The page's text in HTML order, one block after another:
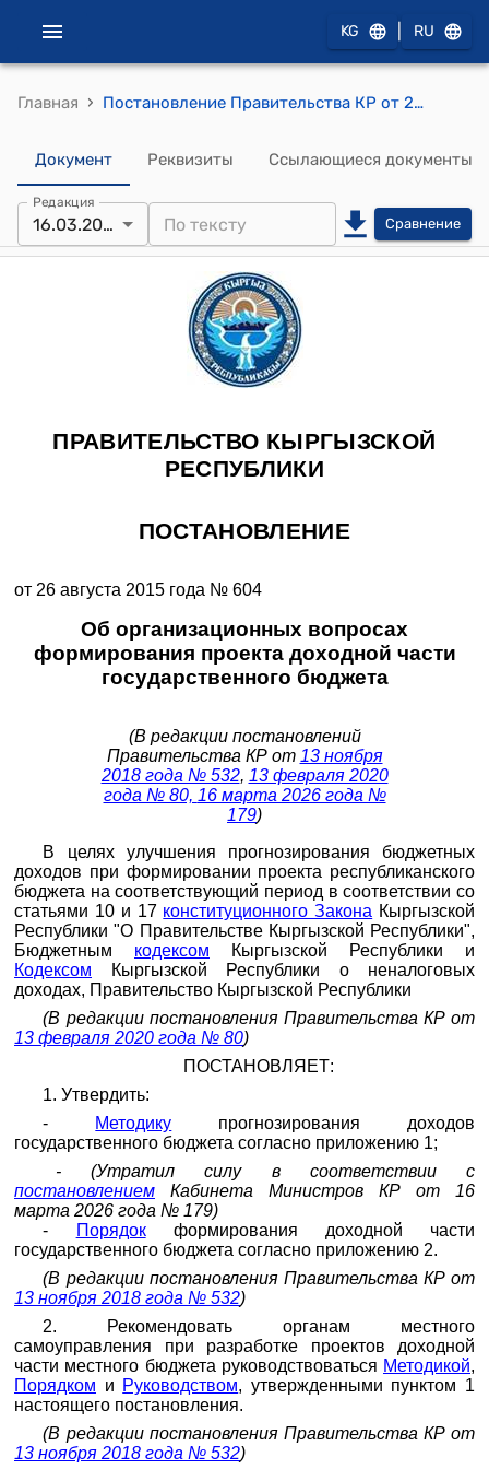
KG RU
Главная › Постановление Правительства КР от 26 августа 2015 года № 604 "Об организационных вопросах формирования проекта доходной части государственного бюджета"
Документ Реквизиты Ссылающиеся документы
Редакция
16.03.2026 Сравнение